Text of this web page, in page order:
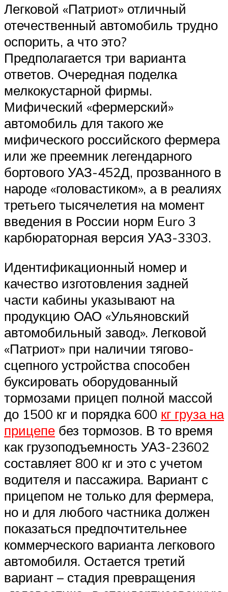
Легковой «Патриот» отличный
отечественный автомобиль трудно
оспорить, а что это?
Предполагается три варианта
ответов. Очередная поделка
мелкокустарной фирмы.
Мифический «фермерский»
автомобиль для такого же
мифического российского фермера
или же преемник легендарного
бортового УАЗ-452Д, прозванного в
народе «головастиком», а в реалиях
третьего тысячелетия на момент
введения в России норм Euro 3
карбюраторная версия УАЗ-3303.
Идентификационный номер и
качество изготовления задней
части кабины указывают на
продукцию ОАО «Ульяновский
автомобильный завод». Легковой
«Патриот» при наличии тягово-
сцепного устройства способен
буксировать оборудованный
тормозами прицеп полной массой
до 1500 кг и порядка 600 кг груза на
прицепе без тормозов. В то время
как грузоподъемность УАЗ-23602
составляет 800 кг и это с учетом
водителя и пассажира. Вариант с
прицепом не только для фермера,
но и для любого частника должен
показаться предпочтительнее
коммерческого варианта легкового
автомобиля. Остается третий
вариант – стадия превращения